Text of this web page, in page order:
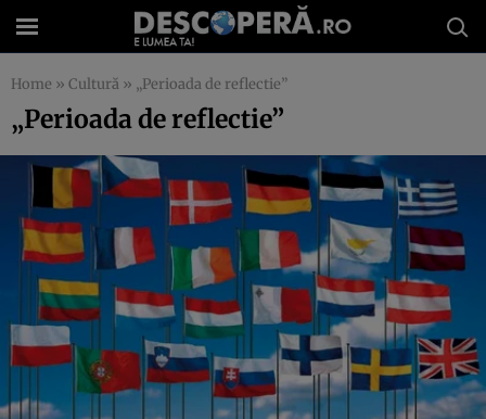
Home » Cultură » „Perioada de reflectie”
„Perioada de reflectie”